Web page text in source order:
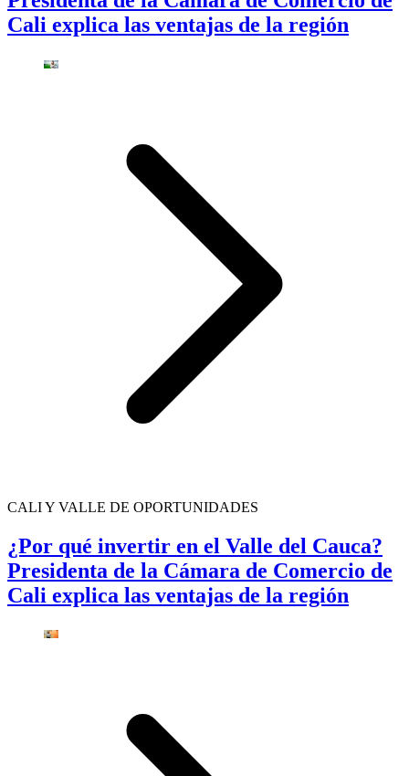
Cali explica las ventajas de la región
CALI Y VALLE DE OPORTUNIDADES
¿Por qué invertir en el Valle del Cauca?
Presidenta de la Cámara de Comercio de
Cali explica las ventajas de la región